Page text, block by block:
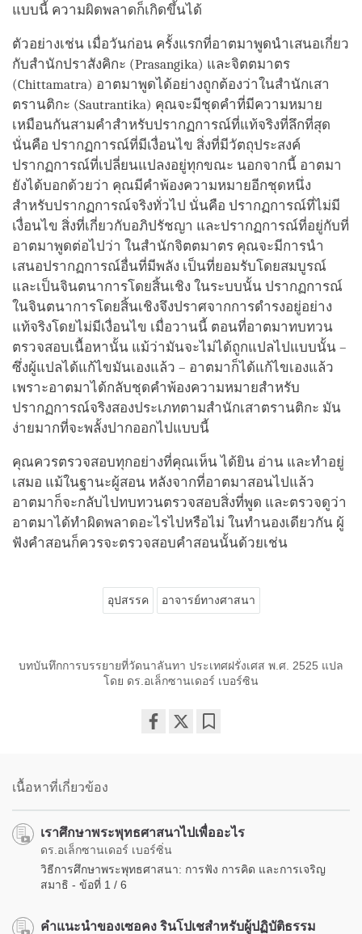
แบบนี้ ความผิดพลาดก็เกิดขึ้นได้
ตัวอย่างเช่น เมื่อวันก่อน ครั้งแรกที่อาตมาพูดนำเสนอเกี่ยว
กับสำนักปราสังคิกะ (Prasangika) และจิตตมาตร
(Chittamatra) อาตมาพูดได้อย่างถูกต้องว่าในสำนักเสา
ตรานติกะ (Sautrantika) คุณจะมีชุดคำที่มีความหมาย
เหมือนกันสามคำสำหรับปรากฏการณ์ที่แท้จริงที่ลึกที่สุด
นั่นคือ ปรากฏการณ์ที่มีเงื่อนไข สิ่งที่มีวัตถุประสงค์
ปรากฏการณ์ที่เปลี่ยนแปลงอยู่ทุกขณะ นอกจากนี้ อาตมา
ยังได้บอกด้วยว่า คุณมีคำพ้องความหมายอีกชุดหนึ่ง
สำหรับปรากฏการณ์จริงทั่วไป นั่นคือ ปรากฏการณ์ที่ไม่มี
เงื่อนไข สิ่งที่เกี่ยวกับอภิปรัชญา และปรากฏการณ์ที่อยู่กับที่
อาตมาพูดต่อไปว่า ในสำนักจิตตมาตร คุณจะมีการนำ
เสนอปรากฏการณ์อื่นที่มีพลัง เป็นที่ยอมรับโดยสมบูรณ์
และเป็นจินตนาการโดยสิ้นเชิง ในระบบนั้น ปรากฏการณ์
ในจินตนาการโดยสิ้นเชิงจึงปราศจากการดำรงอยู่อย่าง
แท้จริงโดยไม่มีเงื่อนไข เมื่อวานนี้ ตอนที่อาตมาทบทวน
ตรวจสอบเนื้อหานั้น แม้ว่ามันจะไม่ได้ถูกแปลไปแบบนั้น –
ซึ่งผู้แปลได้แก้ไขมันเองแล้ว – อาตมาก็ได้แก้ไขเองแล้ว
เพราะอาตมาได้กลับชุดคำพ้องความหมายสำหรับ
ปรากฏการณ์จริงสองประเภทตามสำนักเสาตรานติกะ มัน
ง่ายมากที่จะพลั้งปากออกไปแบบนี้
คุณควรตรวจสอบทุกอย่างที่คุณเห็น ได้ยิน อ่าน และทำอยู่
เสมอ แม้ในฐานะผู้สอน หลังจากที่อาตมาสอนไปแล้ว
อาตมาก็จะกลับไปทบทวนตรวจสอบสิ่งที่พูด และตรวจดูว่า
อาตมาได้ทำผิดพลาดอะไรไปหรือไม่ ในทำนองเดียวกัน ผู้
ฟังคำสอนก็ควรจะตรวจสอบคำสอนนั้นด้วยเช่น
อุปสรรค อาจารย์ทางศาสนา
บทบันทึกการบรรยายที่วัดนาลันทา ประเทศฝรั่งเศส พ.ศ. 2525 แปล
โดย ดร.อเล็กซานเดอร์ เบอร์ซิน
เนื้อหาที่เกี่ยวข้อง
เราศึกษาพระพุทธศาสนาไปเพื่ออะไร
ดร.อเล็กซานเดอร์ เบอร์ซิ่น
วิธีการศึกษาพระพุทธศาสนา: การฟัง การคิด และการเจริญ
สมาธิ - ข้อที่ 1 / 6
คำแนะนำของเซอคง รินโปเชสำหรับผู้ปฏิบัติธรรม